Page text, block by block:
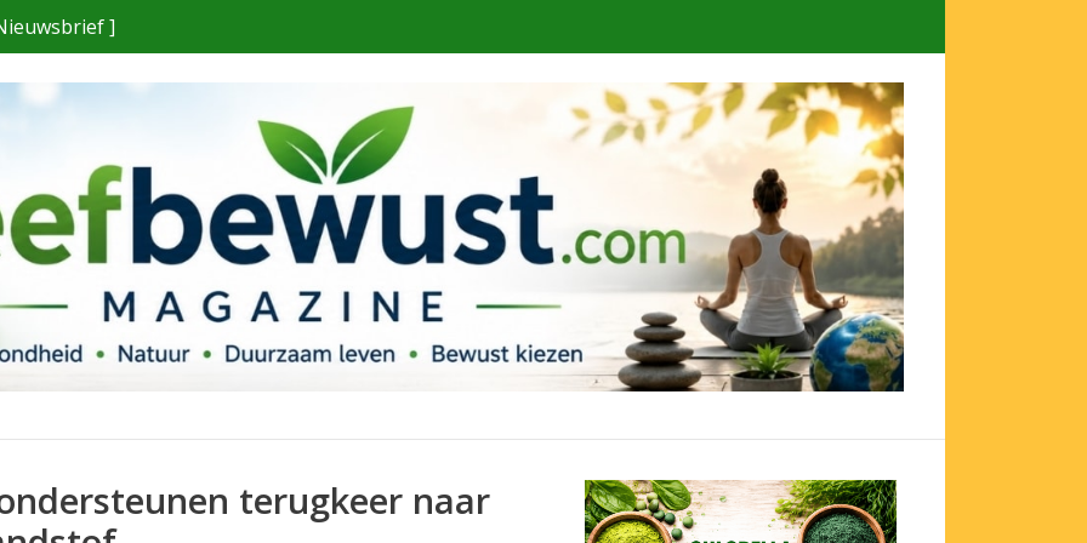
]
terugkeer naar